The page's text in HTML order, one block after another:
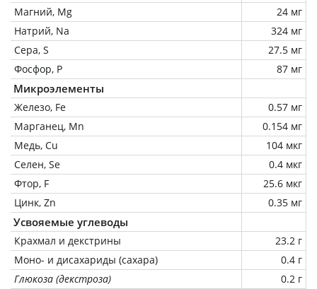
Магний, Mg
24 мг
Натрий, Na
324 мг
Сера, S
27.5 мг
Фосфор, P
87 мг
Микроэлементы
Железо, Fe
0.57 мг
Марганец, Mn
0.154 мг
Медь, Cu
104 мкг
Селен, Se
0.4 мкг
Фтор, F
25.6 мкг
Цинк, Zn
0.35 мг
Усвояемые углеводы
Крахмал и декстрины
23.2 г
Моно- и дисахариды (сахара)
0.4 г
Глюкоза (декстроза)
0.2 г